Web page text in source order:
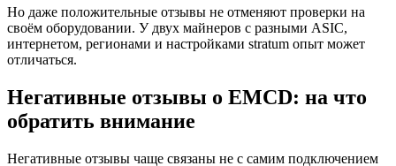
Но даже положительные отзывы не отменяют проверки на
своём оборудовании. У двух майнеров с разными ASIC,
интернетом, регионами и настройками stratum опыт может
отличаться.
Негативные отзывы о EMCD: на что
обратить внимание
Негативные отзывы чаще связаны не с самим подключением